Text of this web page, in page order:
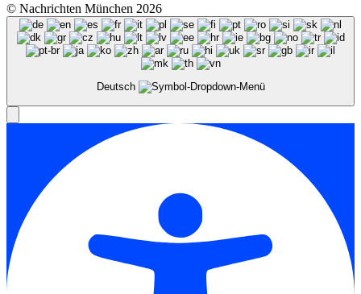
© Nachrichten München 2026
Deutsch